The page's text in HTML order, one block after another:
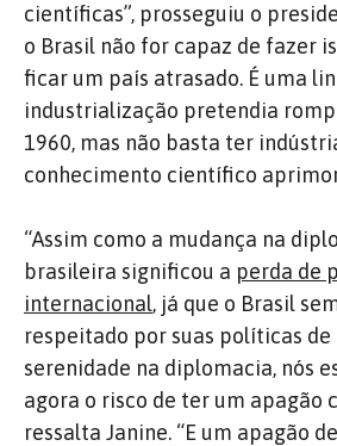
científicas”, prosseguiu o
o Brasil não for capaz de fazer
ficar um país atrasado. É uma
industrialização pretendia
1960, mas não basta ter
conhecimento científico
“Assim como a mudança na
brasileira significou a perda de
internacional, já que o Brasil
respeitado por suas políticas
serenidade na diplomacia, nós
agora o risco de ter um apagão
ressalta Janine. “E um apagão